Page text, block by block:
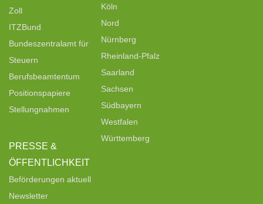
Zoll
ITZBund
Bundeszentralamt für
Steuern
Berufsbeamtentum
Positionspapiere
Stellungnahmen
PRESSE &
ÖFFENTLICHKEIT
Beförderungen aktuell
Newsletter
Köln
Nord
Nürnberg
Rheinland-Pfalz
Saarland
Sachsen
Südbayern
Westfalen
Württemberg